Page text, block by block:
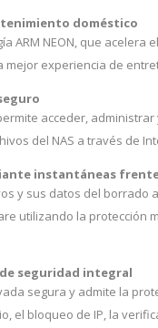
doméstico
ARM NEON, que acelera
mejor experiencia de
acceder,
del NAS a través de
instantáneas
y sus datos del borrado
utilizando la protección
seguridad integral
segura y admite la
el bloqueo de IP, la